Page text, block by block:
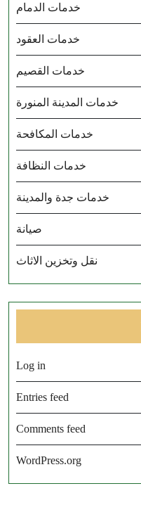
خدمات الدمام
خدمات العقود
خدمات القصيم
خدمات المدينة المنورة
خدمات المكافحة
خدمات النظافة
خدمات جدة والمدينة
صيانة
نقل وتخزين الاثاث
Log in
Entries feed
Comments feed
WordPress.org